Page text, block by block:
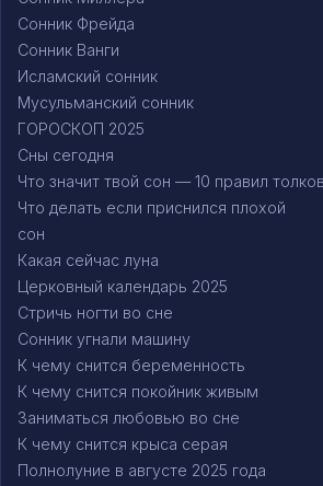
Сонник Фрейда
Сонник Ванги
Исламский сонник
Мусульманский сонник
ГОРОСКОП 2025
Сны сегодня
Что значит твой сон — 10 правил
Что делать если приснился плохой
сон
Какая сейчас луна
Церковный календарь 2025
Стричь ногти во сне
Сонник угнали машину
К чему снится беременность
К чему снится покойник живым
Заниматься любовью во сне
К чему снится крыса серая
Полнолуние в августе 2025 года